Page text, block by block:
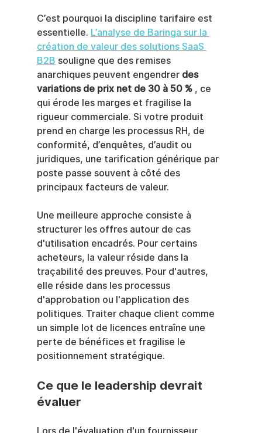
C’est pourquoi la discipline tarifaire est
essentielle. L’analyse de Baringa sur la
création de valeur des solutions SaaS
B2B souligne que des remises
anarchiques peuvent engendrer des
variations de prix net de 30 à 50 % , ce
qui érode les marges et fragilise la
rigueur commerciale. Si votre produit
prend en charge les processus RH, de
conformité, d’enquêtes, d’audit ou
juridiques, une tarification générique par
poste passe souvent à côté des
principaux facteurs de valeur.
Une meilleure approche consiste à
structurer les offres autour de cas
d'utilisation encadrés. Pour certains
acheteurs, la valeur réside dans la
traçabilité des preuves. Pour d'autres,
elle réside dans les processus
d'approbation ou l'application des
politiques. Traiter chaque client comme
un simple lot de licences entraîne une
perte de bénéfices et fragilise le
positionnement stratégique.
Ce que le leadership devrait
évaluer